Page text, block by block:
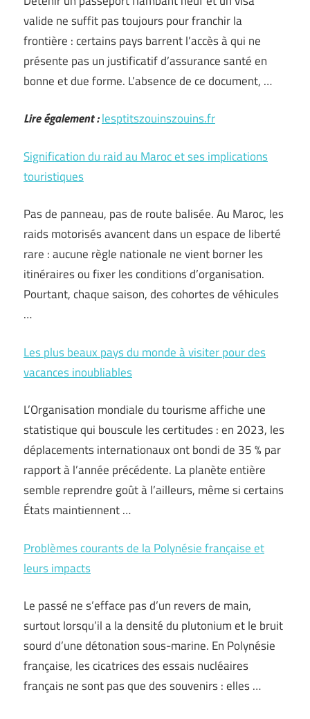
valide ne suffit pas toujours pour franchir la
frontière : certains pays barrent l’accès à qui ne
présente pas un justificatif d’assurance santé en
bonne et due forme. L’absence de ce document, …
Lire également :lesptitszouinszouins.fr
Signification du raid au Maroc et ses implications
touristiques
Pas de panneau, pas de route balisée. Au Maroc, les
raids motorisés avancent dans un espace de liberté
rare : aucune règle nationale ne vient borner les
itinéraires ou fixer les conditions d’organisation.
Pourtant, chaque saison, des cohortes de véhicules
…
Les plus beaux pays du monde à visiter pour des
vacances inoubliables
L’Organisation mondiale du tourisme affiche une
statistique qui bouscule les certitudes : en 2023, les
déplacements internationaux ont bondi de 35 % par
rapport à l’année précédente. La planète entière
semble reprendre goût à l’ailleurs, même si certains
États maintiennent …
Problèmes courants de la Polynésie française et
leurs impacts
Le passé ne s’efface pas d’un revers de main,
surtout lorsqu’il a la densité du plutonium et le bruit
sourd d’une détonation sous-marine. En Polynésie
française, les cicatrices des essais nucléaires
français ne sont pas que des souvenirs : elles …